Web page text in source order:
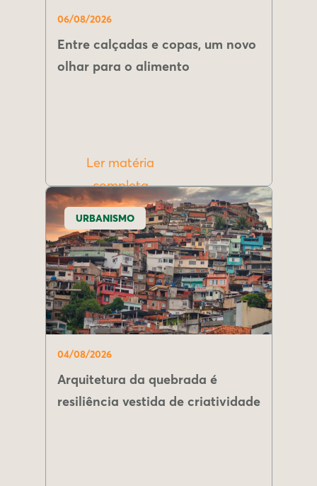
06/08/2026
Entre calçadas e copas, um novo
olhar para o alimento
Ler matéria
completa
URBANISMO
04/08/2026
Arquitetura da quebrada é
resiliência vestida de criatividade